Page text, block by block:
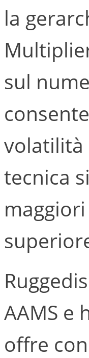
la
sul
volatilità
tecnica
AAMS e
offre